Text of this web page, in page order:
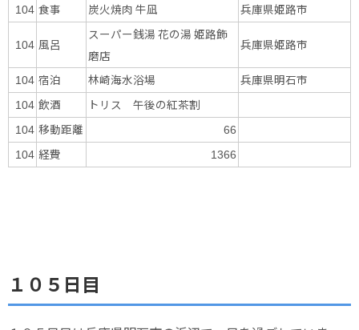
104 食事 炭火焼肉 牛凪 兵庫県姫路市
104 風呂
スーパー銭湯 花の湯 姫路飾
磨店
兵庫県姫路市
104 宿泊 林崎海水浴場 兵庫県明石市
104 飲酒 トリス 午後の紅茶割
104 移動距離 66
104 経費 1366
１０５日目